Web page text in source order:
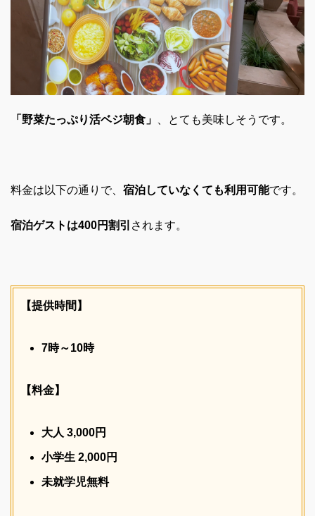
「野菜たっぷり活ベジ朝食」 、とても美味しそうです。
料金は以下の通りで、 宿泊していなくても利用可能です。
宿泊ゲストは400円割引 されます。
【提供時間】
7時～10時
【料金】
大人 3,000円
小学生 2,000円
未就学児無料